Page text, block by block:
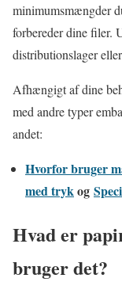
minimumsmængder
forbereder dine filer.
distributionslager
Afhængigt af dine
med andre typer
andet:
Hvorfor bruger
med trykog
Hvad er
bruger det?